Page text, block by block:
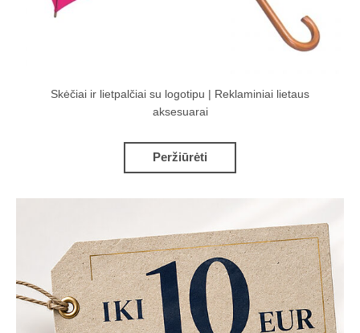
Skėčiai ir lietpalčiai su logotipu | Reklaminiai lietaus
aksesuarai
Peržiūrėti